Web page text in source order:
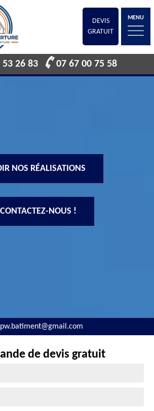
DEVIS
GRATUIT
MENU
53 26 83 07 67 00 75 58
NOS RÉALISATIONS
CONTACTEZ-NOUS !
de devis gratuit